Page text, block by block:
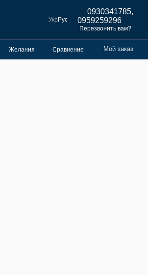
Укр Рус
0930341785,
0959259296
Перезвонить вам?
Желания Сравнение Мой заказ